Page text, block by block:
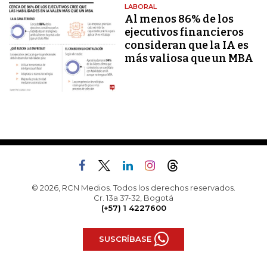
LABORAL
Al menos 86% de los
ejecutivos financieros
consideran que la IA es
más valiosa que un MBA
© 2026, RCN Medios. Todos los derechos reservados.
Cr. 13a 37-32, Bogotá
(+57) 1 4227600
SUSCRÍBASE